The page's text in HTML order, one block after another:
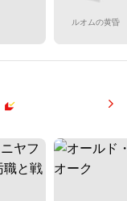
ルオムの黄昏